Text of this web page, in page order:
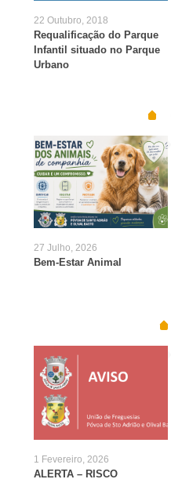
22 Outubro, 2018
Requalificação do Parque
Infantil situado no Parque
Urbano
27 Julho, 2026
Bem-Estar Animal
1 Fevereiro, 2026
ALERTA – RISCO